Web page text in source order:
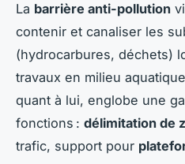
La barrière anti-pollution
contenir et canaliser les
(hydrocarbures, déchets)
travaux en milieu
quant à lui, englobe une
fonctions : délimitation de
trafic, support pour